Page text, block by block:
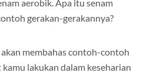
aerobik. Apa itu senam
gerakan-gerakannya?
membahas contoh-contoh
lakukan dalam keseharian